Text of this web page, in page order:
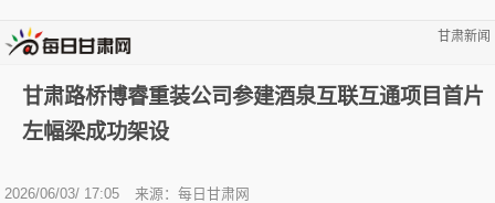
甘肃新闻
甘肃路桥博睿重装公司参建酒泉互联互通项目首片
左幅梁成功架设
2026/06/03/ 17:05 来源： 每日甘肃网